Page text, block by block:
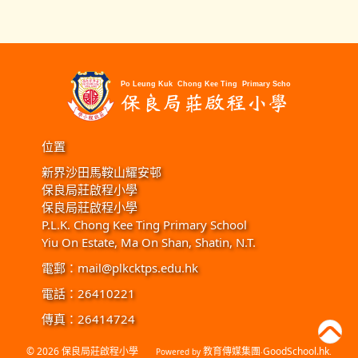
位置
新界沙田馬鞍山耀安邨
保良局莊啟程小學
保良局莊啟程小學
P.L.K. Chong Kee Ting Primary School
Yiu On Estate, Ma On Shan, Shatin, N.T.
電郵： mail@plkcktps.edu.hk
電話：26410221
傳真：26414724
© 2026保良局莊啟程小學 Powered by 教育傳媒集團‧GoodSchool.hk.